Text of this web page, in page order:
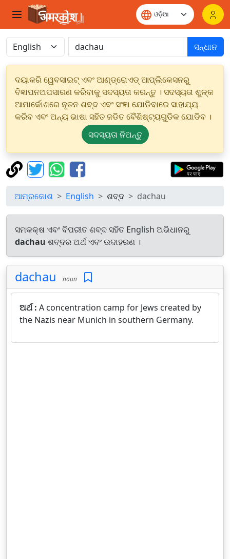
ସନ୍ଧାନ
ଦୟାକରି ୱେବସାଇଟ୍ ଏବଂ ଆଣ୍ଡ୍ରୋଏଡ୍ ଆପ୍ଲିକେସନରୁ
ବିଜ୍ଞାପନଅପସାରଣ କରିବାକୁ ସଦସ୍ୟତା କରନ୍ତୁ । ସଦସ୍ୟତା ଶୁଳ୍କ
ଆମାର୍କୋଶରେ ନୂତନ ଶବ୍ଦ ଏବଂ ସଂଜ୍ଞା ଯୋଡିବାରେ ସାହାଯ୍ୟ
କରିବ ଏବଂ ଅନ୍ୟ ଭାଷା ସହିତ ଜଡିତ ବୈଶିଷ୍ଟ୍ୟଗୁଡିକ ଯୋଡିବ ।
ସଦସ୍ୟତା ନିଅନ୍ତୁ
ଆମ୍ରକୋଶ English ଶବ୍ଦ dachau
ସମକକ୍ଷ ଏବଂ ବିପରୀତ ଶବ୍ଦ ସହିତ English ଅଭିଧାନରୁ
dachau ଶବ୍ଦର ଅର୍ଥ ଏବଂ ଉଦାହରଣ ।
dachau noun
ଅର୍ଥ : A concentration camp for Jews created by
the Nazis near Munich in southern Germany.